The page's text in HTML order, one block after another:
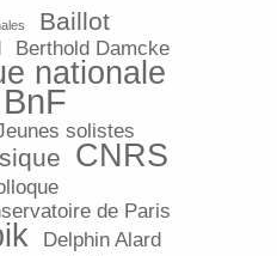
Baillot
Berthold Damcke
nationale
BnF
solistes
CNRS
de Paris
Delphin Alard